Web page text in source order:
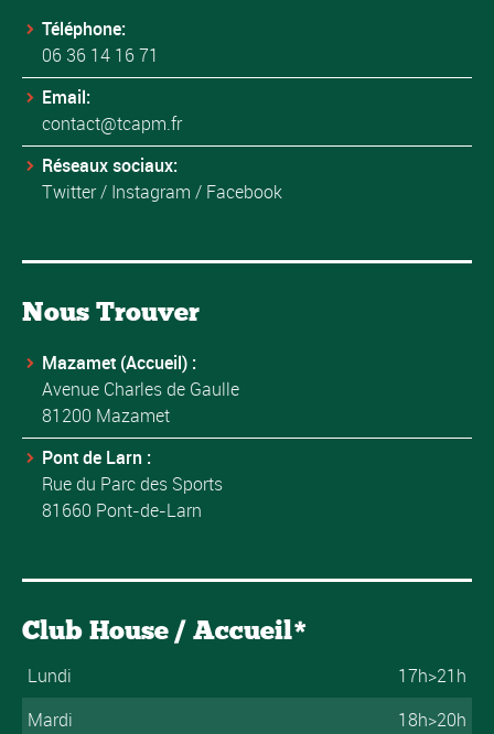
Téléphone:
06 36 14 16 71
Email:
contact@tcapm.fr
Réseaux sociaux:
Twitter/ Instagram / Facebook
Nous Trouver
Mazamet (Accueil) :
Avenue Charles de Gaulle
81200 Mazamet
Pont de Larn :
Rue du Parc des Sports
81660 Pont-de-Larn
Club House / Accueil*
Lundi
17h>21h
Mardi
18h>20h